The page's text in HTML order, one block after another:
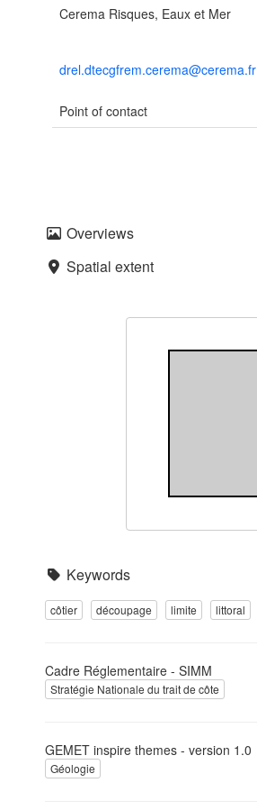
Cerema Risques, Eaux et Mer
drel.dtecgfrem.cerema@cerema.fr
Point of contact
Overviews
Spatial extent
Keywords
côtier découpage limite littoral
Cadre Réglementaire - SIMM
Stratégie Nationale du trait de côte
GEMET inspire themes - version 1.0
Géologie